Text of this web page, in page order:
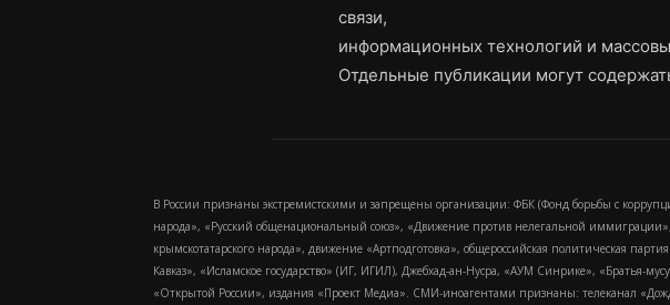
связи,
информационных технологий и
Отдельные публикации могут
В России признаны экстремистскими и запрещены организации: ФБК (Фонд борьбы с
народа», «Русский общенациональный союз», «Движение против нелегальной
крымскотатарского народа», движение «Артподготовка», общероссийская политическая
Кавказ», «Исламское государство» (ИГ, ИГИЛ), Джебхад-ан-Нусра, «АУМ Синрике», «Братья-
«Открытой России», издания «Проект Медиа». СМИ-иноагентами признаны: телеканал